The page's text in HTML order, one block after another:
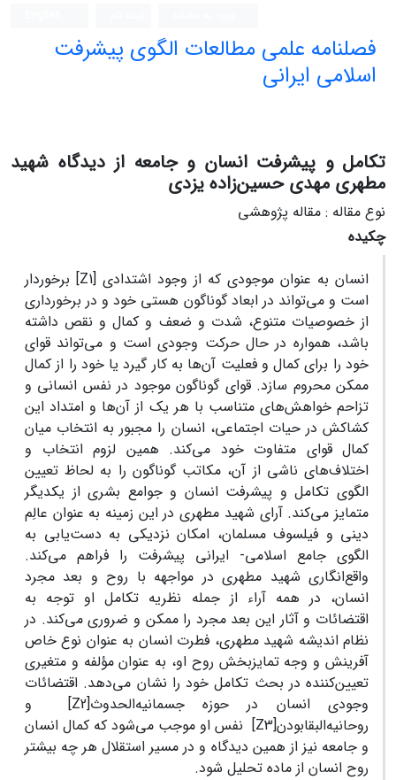
فصلنامه علمی مطالعات الگوی پیشرفت
اسلامی ایرانی
تکامل و پیشرفت انسان و جامعه از دیدگاه شهید
مطهری مهدی حسین‌زاده یزدی
نوع مقاله : مقاله پژوهشی
چکیده
انسان به عنوان موجودی که از وجود اشتدادی [Z1] برخوردار
است و می‌تواند در ابعاد گوناگون هستی خود و در برخورداری
از خصوصیات متنوع، شدت و ضعف و کمال و نقص داشته‌
باشد، همواره در حال حرکت وجودی است و می‌تواند قوای
خود را برای کمال و فعلیت آن‌ها به کار گیرد یا خود را از کمال
ممکن محروم سازد. قوای گوناگون موجود در نفس انسانی و
تزاحم خواهش‌های متناسب با هر یک از آن‌ها و امتداد این
کشاکش در حیات اجتماعی، انسان را مجبور به انتخاب میان
کمال قوای متفاوت خود می‌کند. همین لزوم انتخاب و
اختلاف‌های ناشی از آن، مکاتب گوناگون را به لحاظ تعیین
الگوی تکامل و پیشرفت انسان و جوامع بشری از یکدیگر
متمایز می‌کند. آرای شهید مطهری در این زمینه به عنوان عالِم
دینی و فیلسوف مسلمان، امکان نزدیکی به دست‌یابی به
الگوی جامع اسلامی- ایرانی پیشرفت را فراهم می‌کند.
واقع‌انگاری شهید مطهری در مواجهه با روح و بعد مجرد
انسان، در همه آراء از جمله نظریه تکامل او توجه به
اقتضائات و آثار این بعد مجرد را ممکن و ضروری می‌کند. در
نظام اندیشه شهید مطهری، فطرت انسان به عنوان نوع خاص
آفرینش و وجه تمایزبخش روح او، به عنوان مؤلفه و متغیری
تعیین‌کننده در بحث تکامل خود را نشان می‌دهد. اقتضائات
وجودی انسان در حوزه جسمانیه‌الحدوث[Z2] و
روحانیه‌البقابودن[Z3] نفس او موجب می‌شود که کمال انسان
و جامعه نیز از همین دیدگاه و در مسیر استقلال هر چه بیشتر
روح انسان از ماده تحلیل شود.